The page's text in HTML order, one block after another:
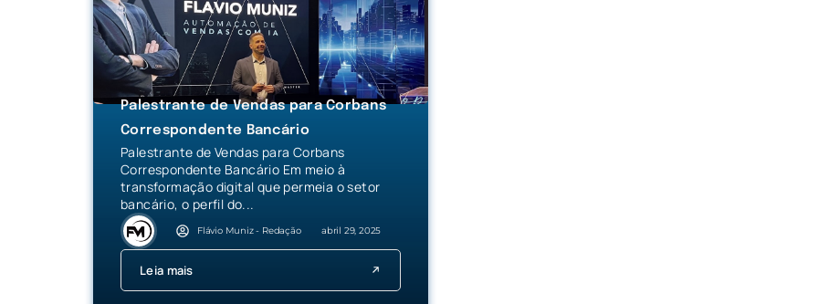
Palestrante de Vendas para Corbans
Correspondente Bancário
Palestrante de Vendas para Corbans
Correspondente Bancário Em meio à
transformação digital que permeia o setor
bancário, o perfil do...
Flávio Muniz - Redação abril 29, 2025
Leia mais